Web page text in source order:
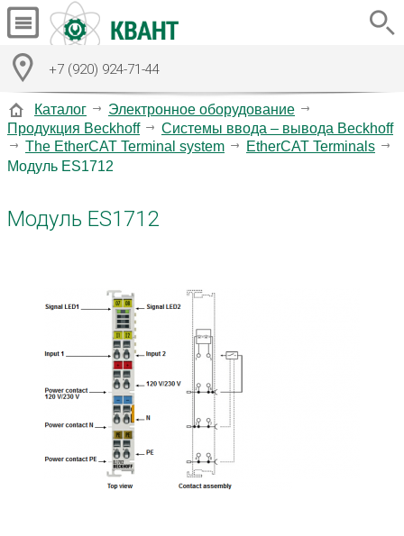
+7 (920) 924-71-44
Каталог
Электронное оборудование
Продукция Beckhoff
Системы ввода – вывода Beckhoff
The EtherCAT Terminal system
EtherCAT Terminals
Модуль ES1712
Модуль ES1712